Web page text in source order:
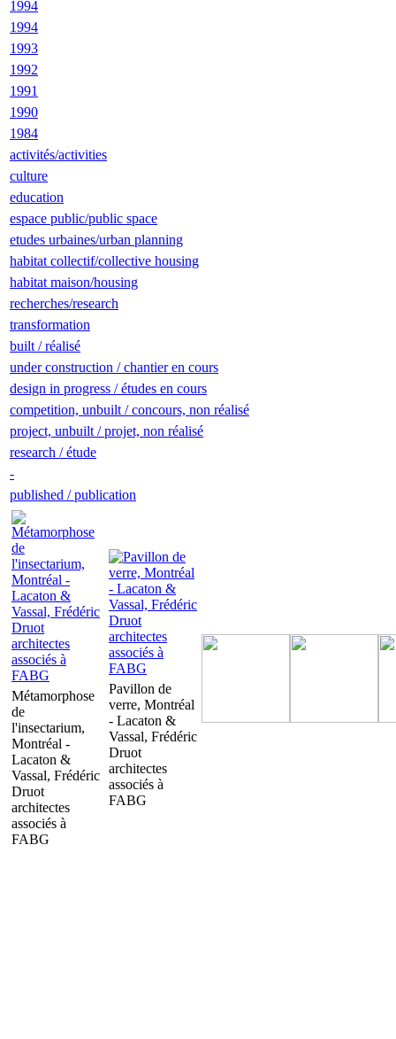
1994
1994
1993
1992
1991
1990
1984
activités/activities
culture
education
espace public/public space
etudes urbaines/urban planning
habitat collectif/collective housing
habitat maison/housing
recherches/research
transformation
built / réalisé
under construction / chantier en cours
design in progress / études en cours
competition, unbuilt / concours, non réalisé
project, unbuilt / projet, non réalisé
research / étude
-
published / publication
Métamorphose
de
l'insectarium,
Montréal -
Lacaton &
Vassal, Frédéric
Druot
architectes
associés à
FABG
Pavillon de
verre, Montréal
- Lacaton &
Vassal, Frédéric
Druot
architectes
associés à
FABG